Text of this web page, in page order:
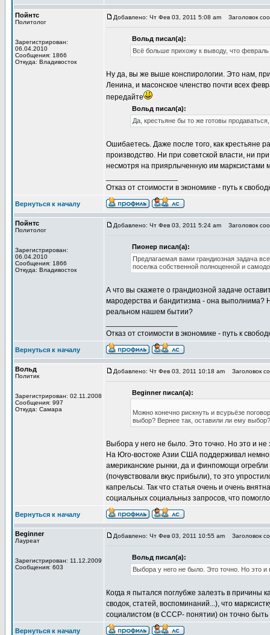
Пойнтс
Политолог
Зарегистрирован:
06.04.2010
Сообщения: 1866
Откуда: Владивосток
Добавлено: Чт Фев 03, 2011 5:08 am Заголовок
Вольд писал(а):
Всё больше прихожу к выводу, что февраль
Ну да, вы же выше конспирологии. Это нам,
Ленина, и масонское членство почти всех
передайте
Вольд писал(а):
Да, крестьяне бы то же готовы
Ошибаетесь. Даже после того, как крестьяне
производство. Ни при советской власти, ни
несмотря на приярлыченную им марксистами
Отказ от стоимости в экономике - путь к
Вернуться к началу
Пойнтс
Политолог
Зарегистрирован:
06.04.2010
Сообщения: 1866
Откуда: Владивосток
Добавлено: Чт Фев 03, 2011 5:24 am Заголовок
Пионер писал(а):
Предлагаемая вами грандиозная задача
поселка собственной полноценной и
А что вы скажете о грандиозной задаче
мародерства и бандитизма - она выполнима?
реальном нашем бытии?
Отказ от стоимости в экономике - путь к
Вернуться к началу
Вольд
Политик
Зарегистрирован: 02.11.2008
Сообщения: 997
Откуда: Самара
Добавлено: Чт Фев 03, 2011 10:18 am Заголовок
Beginner писал(а):
Можно конечно рискнуть и всурьёзе
выбор? Вернее так, оставили ли ему
Выбора у него не было. Это точно. Но это и
На Юго-востоке Азии США поддерживал
американские рынки, да и финпомощи
(почувствовали вкус прибыли), то это
капрельсы. Так что статья очень и очень
социальных социальныз запросов, что
Вернуться к началу
Beginner
Лауреат
Зарегистрирован: 11.12.2009
Сообщения: 603
Добавлено: Чт Фев 03, 2011 10:55 am Заголовок
Вольд писал(а):
Выбора у него не было. Это точно. Но это
Когда я пытался поглубже залезть в причины
сводок, статей, воспоминаний...), что
социалистом (в СССР- понятии) он точно
Вернуться к началу